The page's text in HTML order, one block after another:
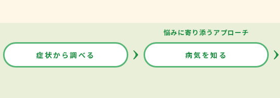
悩みに寄り添うアプローチ
症状から調べる 病気を知る